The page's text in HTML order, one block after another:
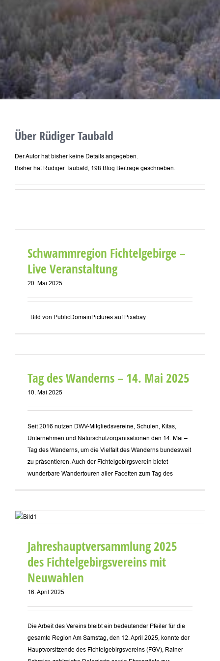
Über Rüdiger Taubald
Der Autor hat bisher keine Details angegeben.
Bisher hat Rüdiger Taubald, 198 Blog Beiträge geschrieben.
Schwammregion Fichtelgebirge –
Live Veranstaltung
20. Mai 2025
Bild von PublicDomainPictures auf Pixabay
Tag des Wanderns – 14. Mai 2025
10. Mai 2025
Seit 2016 nutzen DWV-Mitgliedsvereine, Schulen, Kitas,
Unternehmen und Naturschutzorganisationen den 14. Mai –
Tag des Wanderns, um die Vielfalt des Wanderns bundesweit
zu präsentieren. Auch der Fichtelgebirgsverein bietet
wunderbare Wandertouren aller Facetten zum Tag des
Jahreshauptversammlung 2025
des Fichtelgebirgsvereins mit
Neuwahlen
16. April 2025
Die Arbeit des Vereins bleibt ein bedeutender Pfeiler für die
gesamte Region Am Samstag, den 12. April 2025, konnte der
Hauptvorsitzende des Fichtelgebirgsvereins (FGV), Rainer